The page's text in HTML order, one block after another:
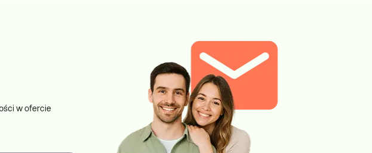
w ofercie